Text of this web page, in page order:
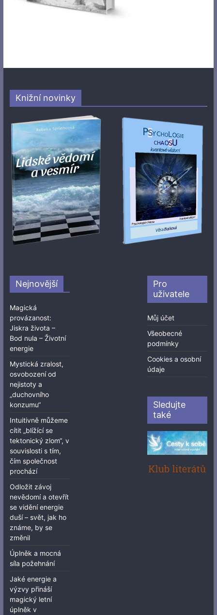
Knižní novinky
Nejnovější
Magická
provázanost:
Jiskra života –
Bod nula – Životní
energie
Mystická zralost,
osvobození od
nejistoty a
„duchovního
konzumu“
Intuitivně můžeme
cítit „blížící se
tektonický zlom“, v
souvislosti s tím,
čím společnost
prochází
Odložit závoj
nevědomí a otevřít
se vidění energie
duší – svět, jak ho
známe, by se
změnil
Úplněk a mocná
síla požehnání
Jaké energie a
výzvy přináší
magický letní
úplněk v
Pro
uživatele
Můj účet
Všeobecné
podmínky
Cookies a osobní
údaje
Sledujte
také